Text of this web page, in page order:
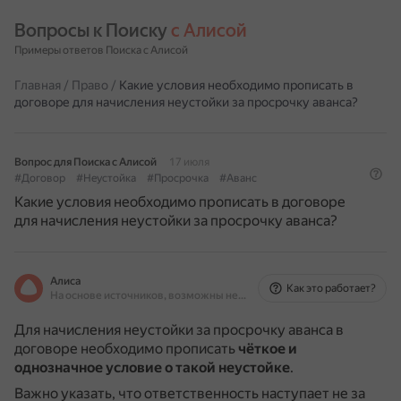
Вопросы к Поиску с Алисой
Примеры ответов Поиска с Алисой
Главная / Право / Какие условия необходимо прописать в
договоре для начисления неустойки за просрочку аванса?
Вопрос для Поиска с Алисой
17 июля
#Договор
#Неустойка #Просрочка #Аванс
Какие условия необходимо прописать в договоре
для начисления неустойки за просрочку аванса?
Алиса
На основе источников, возможны неточности
Как это работает?
Для начисления неустойки за просрочку аванса в
договоре необходимо прописать чёткое и
однозначное условие о такой неустойке.
Важно указать, что ответственность наступает не за